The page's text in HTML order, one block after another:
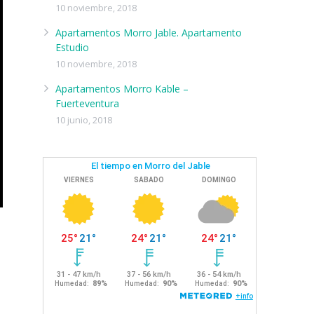
10 noviembre, 2018
Apartamentos Morro Jable. Apartamento
Estudio
10 noviembre, 2018
Apartamentos Morro Kable –
Fuerteventura
10 junio, 2018